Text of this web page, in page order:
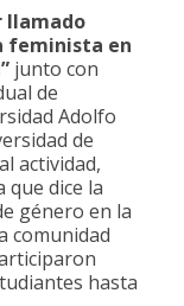
llamado
feminista en
junto con
de
Adolfo
de
actividad,
que dice la
género en la
comunidad
hasta